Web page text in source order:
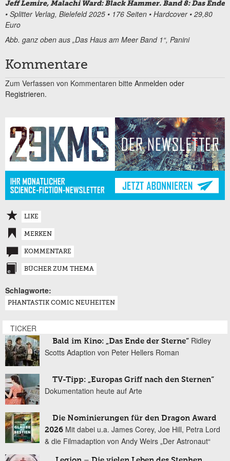
Jeff Lemire, Malachi Ward: Black Hammer. Band 8: Das Ende
• Splitter Verlag, Bielefeld 2025 • 176 Seiten • Hardcover • 29,80
Euro
Abb. ganz oben aus „Das Haus am Meer Band 1“, Panini
Kommentare
Zum Verfassen von Kommentaren bitte Anmelden oder
Registrieren.
LIKE
MERKEN
KOMMENTARE
BÜCHER ZUM THEMA
Schlagworte:
PHANTASTIK COMIC NEUHEITEN
TICKER
Bald im Kino: „Das Ende der Sterne“ Ridley
Scotts Adaption von Peter Hellers Roman
TV-Tipp: „Europas Griff nach den Sternen“
Dokumentation heute auf Arte
Die Nominierungen für den Dragon Award
2026 Mit dabei u.a. James Corey, Joe Hill, Petra Lord
& die Filmadaption von Andy Weirs „Der Astronaut“